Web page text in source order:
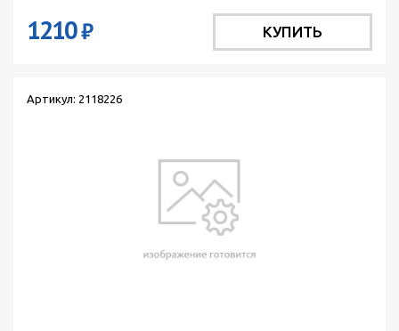
1210₽ КУПИТЬ
Артикул: 2118226